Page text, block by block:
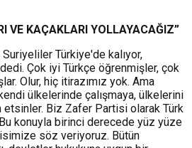
VE KAÇAKLARI YOLLAYACAĞIZ”
Türkiye'de kalıyor,
Çok iyi Türkçe öğrenmişler, çok
Olur, hiç itirazımız yok. Ama
ülkelerinde çalışmaya, ülkelerini
etsinler. Biz Zafer Partisi olarak Türk
konuyla birinci derecede yüz yüze
söz veriyoruz. Bütün